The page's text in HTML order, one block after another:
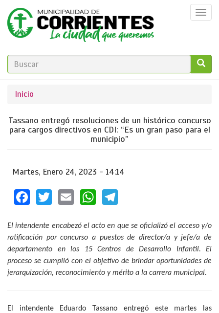
Pasar
contenido
principal
FORMULARIO
BÚSQUEDA
Se
encuentra
usted
Inicio
Tassano entregó resoluciones de un histórico concurso
para cargos directivos en CDI: “Es un gran paso para el
municipio”
Martes, Enero 24, 2023 - 14:14
Facebook
TwitterEmailWhatsApp
El intendente encabezó el acto en que se oficializó el acceso y/o
ratificación por concurso a puestos de director/a y jefe/a de
departamento en los 15 Centros de Desarrollo Infantil. El
proceso se cumplió con el objetivo de brindar oportunidades de
jerarquización, reconocimiento y mérito a la carrera municipal.
El intendente Eduardo Tassano entregó este martes las